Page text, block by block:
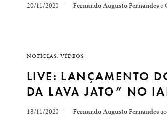
20/11/2020 | Fernando Augusto Fernandese
originalmente em 2004, sete anos
durante a ditadura. É a história…
READ MORE
NOTÍCIAS,VÍDEOS
LIVE: LANÇAMENTO
DA LAVA JATO” NO
18/11/2020 | Fernando Augusto Fernandes